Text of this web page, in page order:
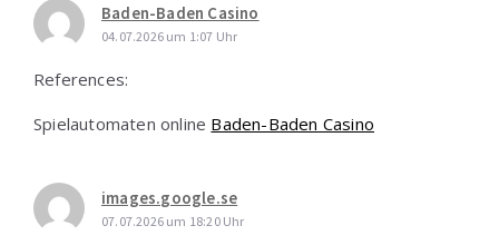
Baden-Baden Casino
04.07.2026 um 1:07 Uhr
References:
Spielautomaten online Baden-Baden Casino
images.google.se
07.07.2026 um 18:20 Uhr